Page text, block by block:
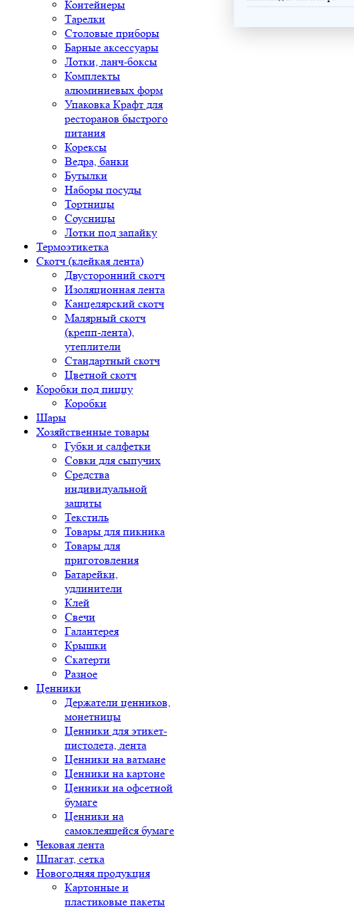
Контейнеры
Тарелки
Столовые приборы
Барные аксессуары
Лотки, ланч-боксы
Комплекты
алюминиевых форм
Упаковка Крафт для
ресторанов быстрого
питания
Корексы
Ведра, банки
Бутылки
Наборы посуды
Тортницы
Соусницы
Лотки под запайку
Термоэтикетка
Скотч (клейкая лента)
Двусторонний скотч
Изоляционная лента
Канцелярский скотч
Малярный скотч
(крепп-лента),
утеплители
Стандартный скотч
Цветной скотч
Коробки под пиццу
Коробки
Шары
Хозяйственные товары
Губки и салфетки
Совки для сыпучих
Средства
индивидуальной
защиты
Текстиль
Товары для пикника
Товары для
приготовления
Батарейки,
удлинители
Клей
Свечи
Галантерея
Крышки
Скатерти
Разное
Ценники
Держатели ценников,
монетницы
Ценники для этикет-
пистолета, лента
Ценники на ватмане
Ценники на картоне
Ценники на офсетной
бумаге
Ценники на
самоклеящейся бумаге
Чековая лента
Шпагат, сетка
Новогодняя продукция
Картонные и
пластиковые пакеты